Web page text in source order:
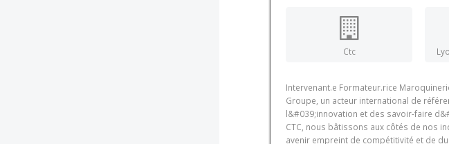
Ctc
Intervenant.e Formateur.rice
Groupe, un acteur international de
l&#039;innovation et des savoir-faire
CTC, nous bâtissons aux côtés de nos
avenir empreint de compétitivité et de